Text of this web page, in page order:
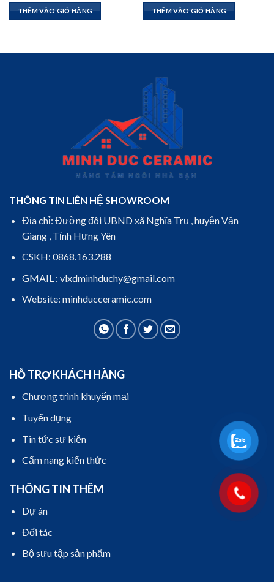
THÊM VÀO GIỎ HÀNG
là:
11.340.000₫.
THÊM VÀO GIỎ HÀNG
THÔNG TIN LIÊN HỆ SHOWROOM
Địa chỉ: Đường đôi UBND xã Nghĩa Trụ , huyện Văn
Giang , Tỉnh Hưng Yên
CSKH: 0868.163.288
GMAIL : vlxdminhduchy@gmail.com
Website: minhducceramic.com
HỖ TRỢ KHÁCH HÀNG
Chương trình khuyến mại
Tuyển dụng
Tin tức sự kiện
Cẩm nang kiến thức
THÔNG TIN THÊM
Dự án
Đối tác
Bộ sưu tập sản phẩm